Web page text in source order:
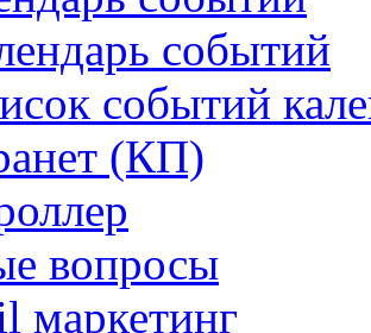
событий
событий
(КП)
вопросы
маркетинг